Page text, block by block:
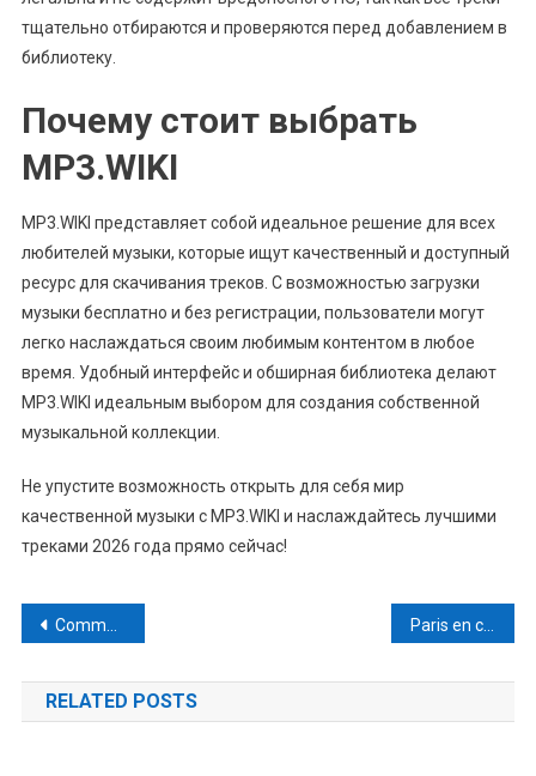
тщательно отбираются и проверяются перед добавлением в
библиотеку.
Почему стоит выбрать
MP3.WIKI
MP3.WIKI представляет собой идеальное решение для всех
любителей музыки, которые ищут качественный и доступный
ресурс для скачивания треков. С возможностью загрузки
музыки бесплатно и без регистрации, пользователи могут
легко наслаждаться своим любимым контентом в любое
время. Удобный интерфейс и обширная библиотека делают
MP3.WIKI идеальным выбором для создания собственной
музыкальной коллекции.
Не упустите возможность открыть для себя мир
качественной музыки с MP3.WIKI и наслаждайтесь лучшими
треками 2026 года прямо сейчас!
Navegação
de
Post
Comment retirer vos gains du musical crash game sur Play Me Galaxsys : un Paris en crypto pour France vs Maroc : comment maximiser vos enjeux
RELATED POSTS